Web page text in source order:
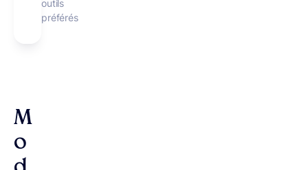
outils
préférés
M
o